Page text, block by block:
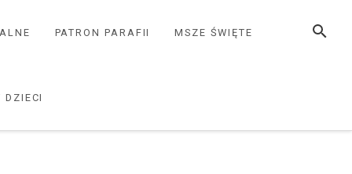
SZUKAJ
PATRON PARAFII MSZE ŚWIĘTE
DZIECI